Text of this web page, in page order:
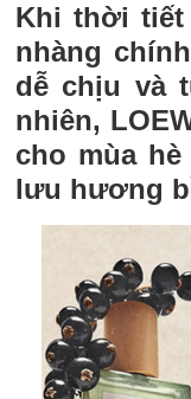
Khi thời tiết
nhàng
dễ chịu và
nhiên,
cho mùa
lưu hương